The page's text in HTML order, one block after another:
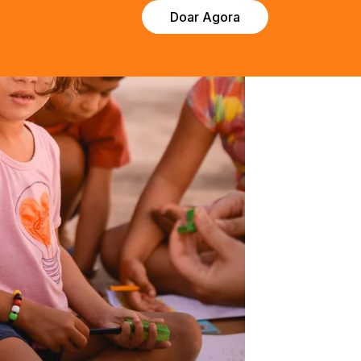
Doar Agora